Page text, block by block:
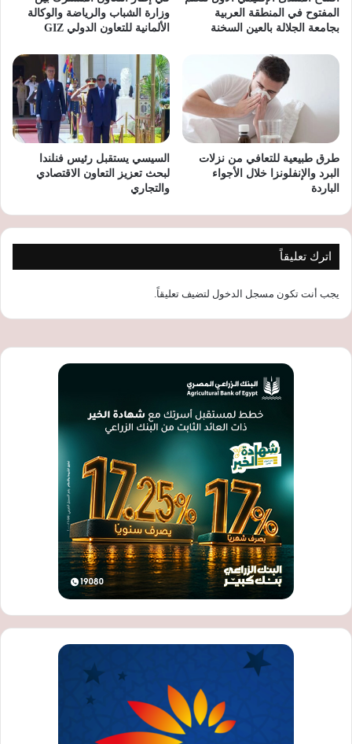
المفتوح في المنطقة العربية
بجامعة الجلالة بالعين السخنة
وزارة الشباب والرياضة والوكالة
الألمانية للتعاون الدولي GIZ
طرق طبيعية للتعافي من نزلات
البرد والإنفلونزا خلال الأجواء
الباردة
السيسي يستقبل رئيس فنلندا
لبحث تعزيز التعاون الاقتصادي
والتجاري
اترك تعليقاً
يجب أنت تكون مسجل الدخول لتضيف تعليقاً.